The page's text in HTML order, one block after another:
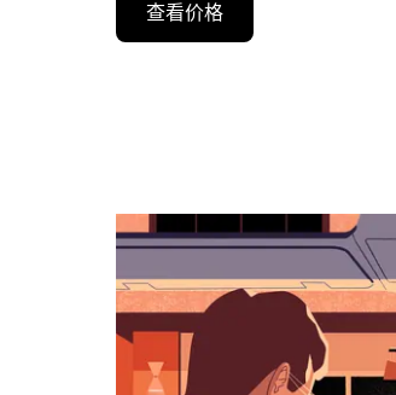
向
览
历
查看价格